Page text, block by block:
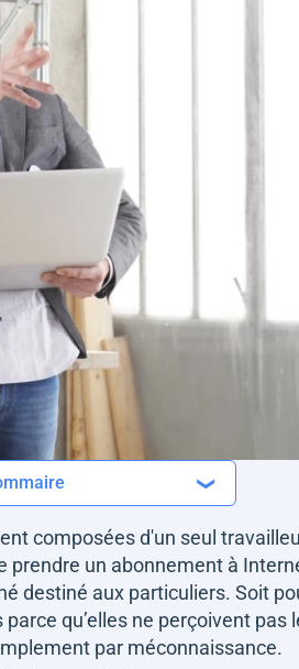
composées d'un seul
prendre un abonnement à
destiné aux particuliers. Soit
qu’elles ne perçoivent pas
par méconnaissance.